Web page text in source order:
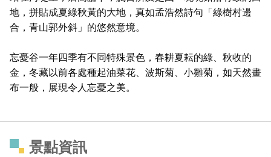
地，拼貼成夏綠秋黃的大地，真如孟浩然詩句「綠樹村邊
合，青山郭外斜」的悠然意境。
忘憂谷一年四季有不同特殊景色，春耕夏耘的綠、秋收的
金，冬藏以前各處種起油菜花、波斯菊、小雛菊，如天然畫
布一般，展現令人忘憂之美。
景點資訊